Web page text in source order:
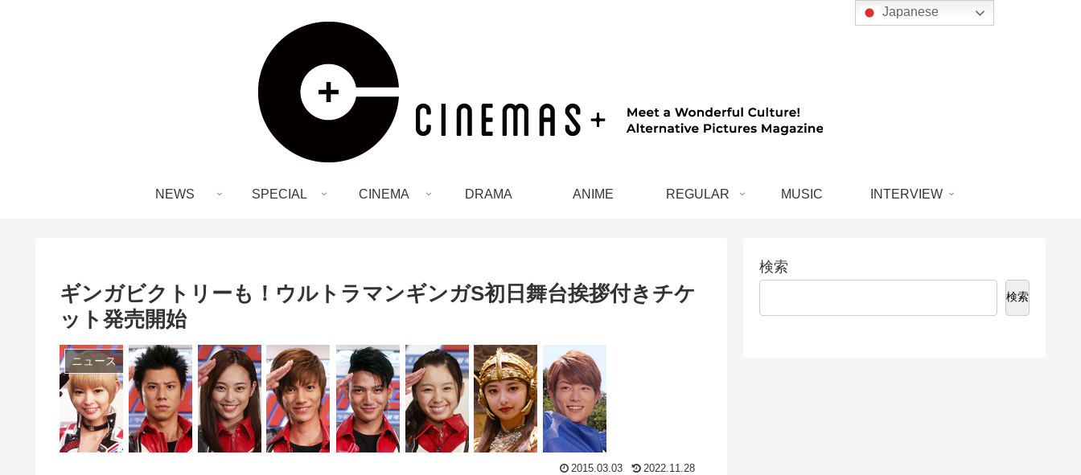
NEWS SPECIAL CINEMA DRAMA ANIME REGULAR MUSIC INTERVIEW
ギンガビクトリーも！ウルトラマンギンガS初日舞台挨拶付きチケ
ット発売開始
ニュース
2015.03.03 2022.11.28
検索
検索
Japanese